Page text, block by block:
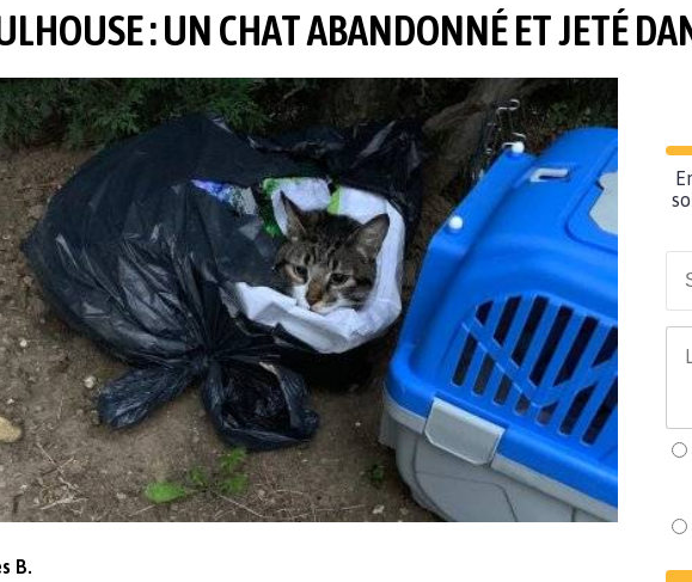
: UN CHAT ABANDONNÉ ET JETÉ
B.